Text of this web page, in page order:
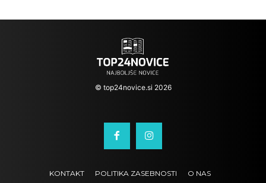
© top24novice.si 2026
KONTAKT POLITIKA ZASEBNOSTI O NAS